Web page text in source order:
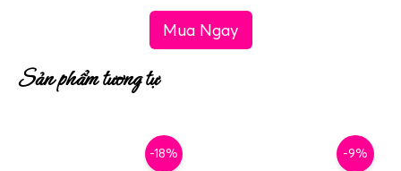
Mua Ngay
Sản phẩm tương tự
-18% -9%